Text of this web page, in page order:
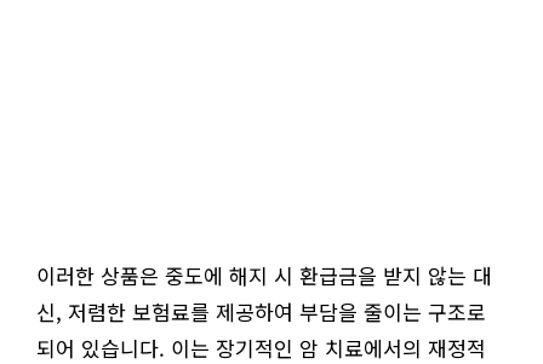
이러한 상품은 중도에 해지 시 환급금을 받지 않는 대
신, 저렴한 보험료를 제공하여 부담을 줄이는 구조로
되어 있습니다. 이는 장기적인 암 치료에서의 재정적